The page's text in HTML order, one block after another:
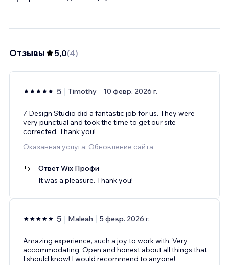
Отзывы 5,0(4)
5 Timothy 10 февр. 2026 г.
7 Design Studio did a fantastic job for us. They were
very punctual and took the time to get our site
corrected. Thank you!
Оказанная услуга: Обновление сайта
Ответ Wix Профи
It was a pleasure. Thank you!
5 Maleah 5 февр. 2026 г.
Amazing experience, such a joy to work with. Very
accommodating. Open and honest about all things that
I should know! I would recommend to anyone!